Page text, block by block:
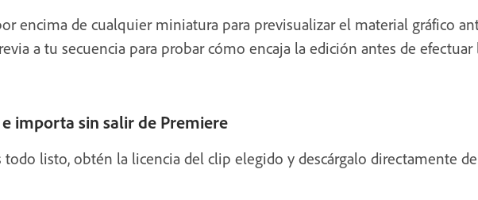
encima de cualquier miniatura para previsualizar el material gráfico
a tu secuencia para probar cómo encaja la edición antes de efectuar
importa sin salir de Premiere
todo listo, obtén la licencia del clip elegido y descárgalo directamente